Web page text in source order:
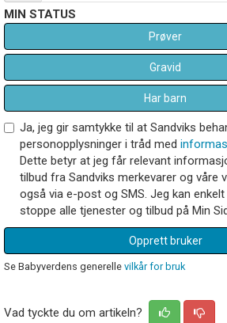
MIN STATUS
Prøver
Gravid
Har barn
Ja, jeg gir samtykke til at Sandviks
personopplysninger i tråd med
Dette betyr at jeg får relevant
tilbud fra Sandviks merkevarer og våre
også via e-post og SMS. Jeg kan
stoppe alle tjenester og tilbud på Min
Opprett bruker
Se Babyverdens generelle vilkår for bruk
Vad tyckte du om artikeln?